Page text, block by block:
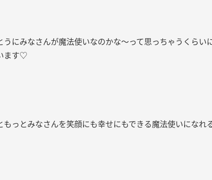
うにみなさんが魔法使いなのかな〜って思っちゃうくらい
ます♡
もっとみなさんを笑顔にも幸せにもできる魔法使いになれ